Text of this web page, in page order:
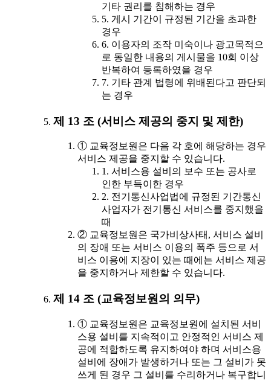
기타 권리를 침해하는 경우
5. 게시 기간이 규정된 기간을 초과한
경우
6. 이용자의 조작 미숙이나 광고목적으
로 동일한 내용의 게시물을 10회 이상
반복하여 등록하였을 경우
7. 기타 관계 법령에 위배된다고 판단되
는 경우
제 13 조 (서비스 제공의 중지 및 제한)
① 교육정보원은 다음 각 호에 해당하는 경우
서비스 제공을 중지할 수 있습니다.
1. 서비스용 설비의 보수 또는 공사로
인한 부득이한 경우
2. 전기통신사업법에 규정된 기간통신
사업자가 전기통신 서비스를 중지했을
때
② 교육정보원은 국가비상사태, 서비스 설비
의 장애 또는 서비스 이용의 폭주 등으로 서
비스 이용에 지장이 있는 때에는 서비스 제공
을 중지하거나 제한할 수 있습니다.
제 14 조 (교육정보원의 의무)
① 교육정보원은 교육정보원에 설치된 서비
스용 설비를 지속적이고 안정적인 서비스 제
공에 적합하도록 유지하여야 하며 서비스용
설비에 장애가 발생하거나 또는 그 설비가 못
쓰게 된 경우 그 설비를 수리하거나 복구합니